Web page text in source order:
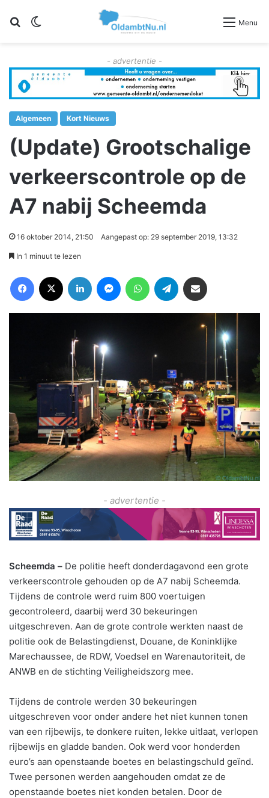
Zoeken Menu
- advertentie -
Algemeen Kort Nieuws
(Update) Grootschalige
verkeerscontrole op de
A7 nabij Scheemda
16 oktober 2014, 21:50 Aangepast op: 29 september 2019, 13:32
In 1 minuut te lezen
- advertentie -
Scheemda – De politie heeft donderdagavond een grote
verkeerscontrole gehouden op de A7 nabij Scheemda.
Tijdens de controle werd ruim 800 voertuigen
gecontroleerd, daarbij werd 30 bekeuringen
uitgeschreven. Aan de grote controle werkten naast de
politie ook de Belastingdienst, Douane, de Koninklijke
Marechaussee, de RDW, Voedsel en Warenautoriteit, de
ANWB en de stichting Veiligheidszorg mee.
Tijdens de controle werden 30 bekeuringen
uitgeschreven voor onder andere het niet kunnen tonen
van een rijbewijs, te donkere ruiten, lekke uitlaat, verlopen
rijbewijs en gladde banden. Ook werd voor honderden
euro’s aan openstaande boetes en belastingschuld geïnd.
Twee personen werden aangehouden omdat ze de
openstaande boetes niet konden betalen. Door de